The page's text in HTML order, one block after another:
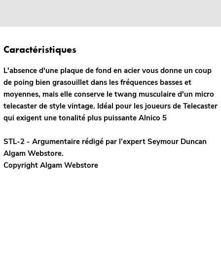
Caractéristiques
L'absence d'une plaque de fond en acier vous donne un coup
de poing bien grasouillet dans les fréquences basses et
moyennes, mais elle conserve le twang musculaire d'un micro
telecaster de style vintage. Idéal pour les joueurs de Telecaster
qui exigent une tonalité plus puissante Alnico 5
STL-2 - Argumentaire rédigé par l’expert Seymour Duncan
Algam Webstore.
Copyright Algam Webstore